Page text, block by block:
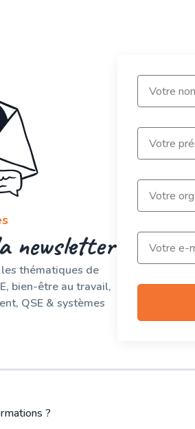
newsletter
les thématiques de
bien-être au travail,
QSE & systèmes
?